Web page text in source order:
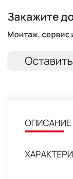
Закажите
Монтаж, сервис
ОПИСАНИЕ